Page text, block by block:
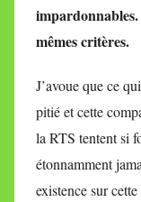
impardonnables.
mêmes critères.
J’avoue que ce
pitié et cette
la RTS tentent si
étonnamment
existence sur